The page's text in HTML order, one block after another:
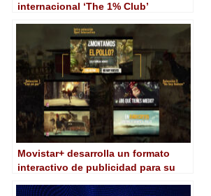
internacional ‘The 1% Club’
Movistar+ desarrolla un formato
interactivo de publicidad para su